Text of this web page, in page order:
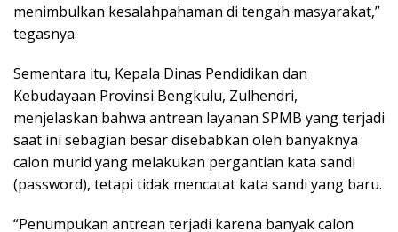
menimbulkan kesalahpahaman di tengah masyarakat,”
tegasnya.
Sementara itu, Kepala Dinas Pendidikan dan
Kebudayaan Provinsi Bengkulu, Zulhendri,
menjelaskan bahwa antrean layanan SPMB yang terjadi
saat ini sebagian besar disebabkan oleh banyaknya
calon murid yang melakukan pergantian kata sandi
(password), tetapi tidak mencatat kata sandi yang baru.
“Penumpukan antrean terjadi karena banyak calon